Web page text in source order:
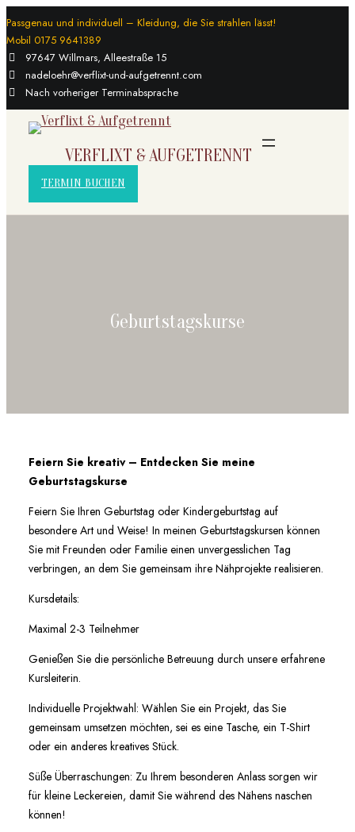
Zum
Inhalt
springen
Passgenau und individuell – Kleidung, die Sie strahlen lässt!
Mobil 0175 9641389
97647 Willmars, Alleestraße 15
nadeloehr@verflixt-und-aufgetrennt.com
Nach vorheriger Terminabsprache
VERFLIXT & AUFGETRENNT
TERMIN BUCHEN
Geburtstagskurse
Feiern Sie kreativ – Entdecken Sie meine
Geburtstagskurse
Feiern Sie Ihren Geburtstag oder Kindergeburtstag auf
besondere Art und Weise! In meinen Geburtstagskursen können
Sie mit Freunden oder Familie einen unvergesslichen Tag
verbringen, an dem Sie gemeinsam ihre Nähprojekte realisieren.
Kursdetails:
Maximal 2-3 Teilnehmer
Genießen Sie die persönliche Betreuung durch unsere erfahrene
Kursleiterin.
Individuelle Projektwahl: Wählen Sie ein Projekt, das Sie
gemeinsam umsetzen möchten, sei es eine Tasche, ein T-Shirt
oder ein anderes kreatives Stück.
Süße Überraschungen: Zu Ihrem besonderen Anlass sorgen wir
für kleine Leckereien, damit Sie während des Nähens naschen
können!